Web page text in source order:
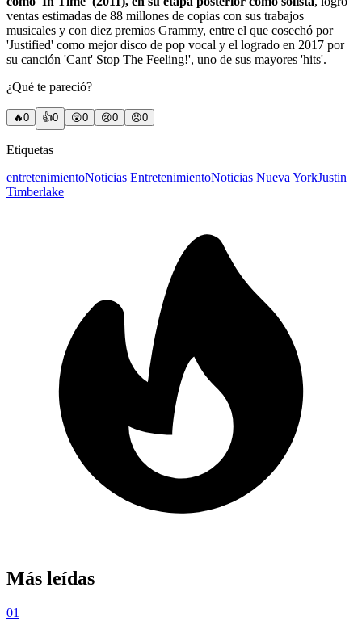
ventas estimadas de 88 millones de copias con sus trabajos
musicales y con diez premios Grammy, entre el que cosechó por
'Justified' como mejor disco de pop vocal y el logrado en 2017 por
su canción 'Cant' Stop The Feeling!', uno de sus mayores 'hits'.
¿Qué te pareció?
🔥0 👍0 😲0 😢0 😠0
Etiquetas
entretenimientoNoticias EntretenimientoNoticias Nueva YorkJustin
Timberlake
Más leídas
01